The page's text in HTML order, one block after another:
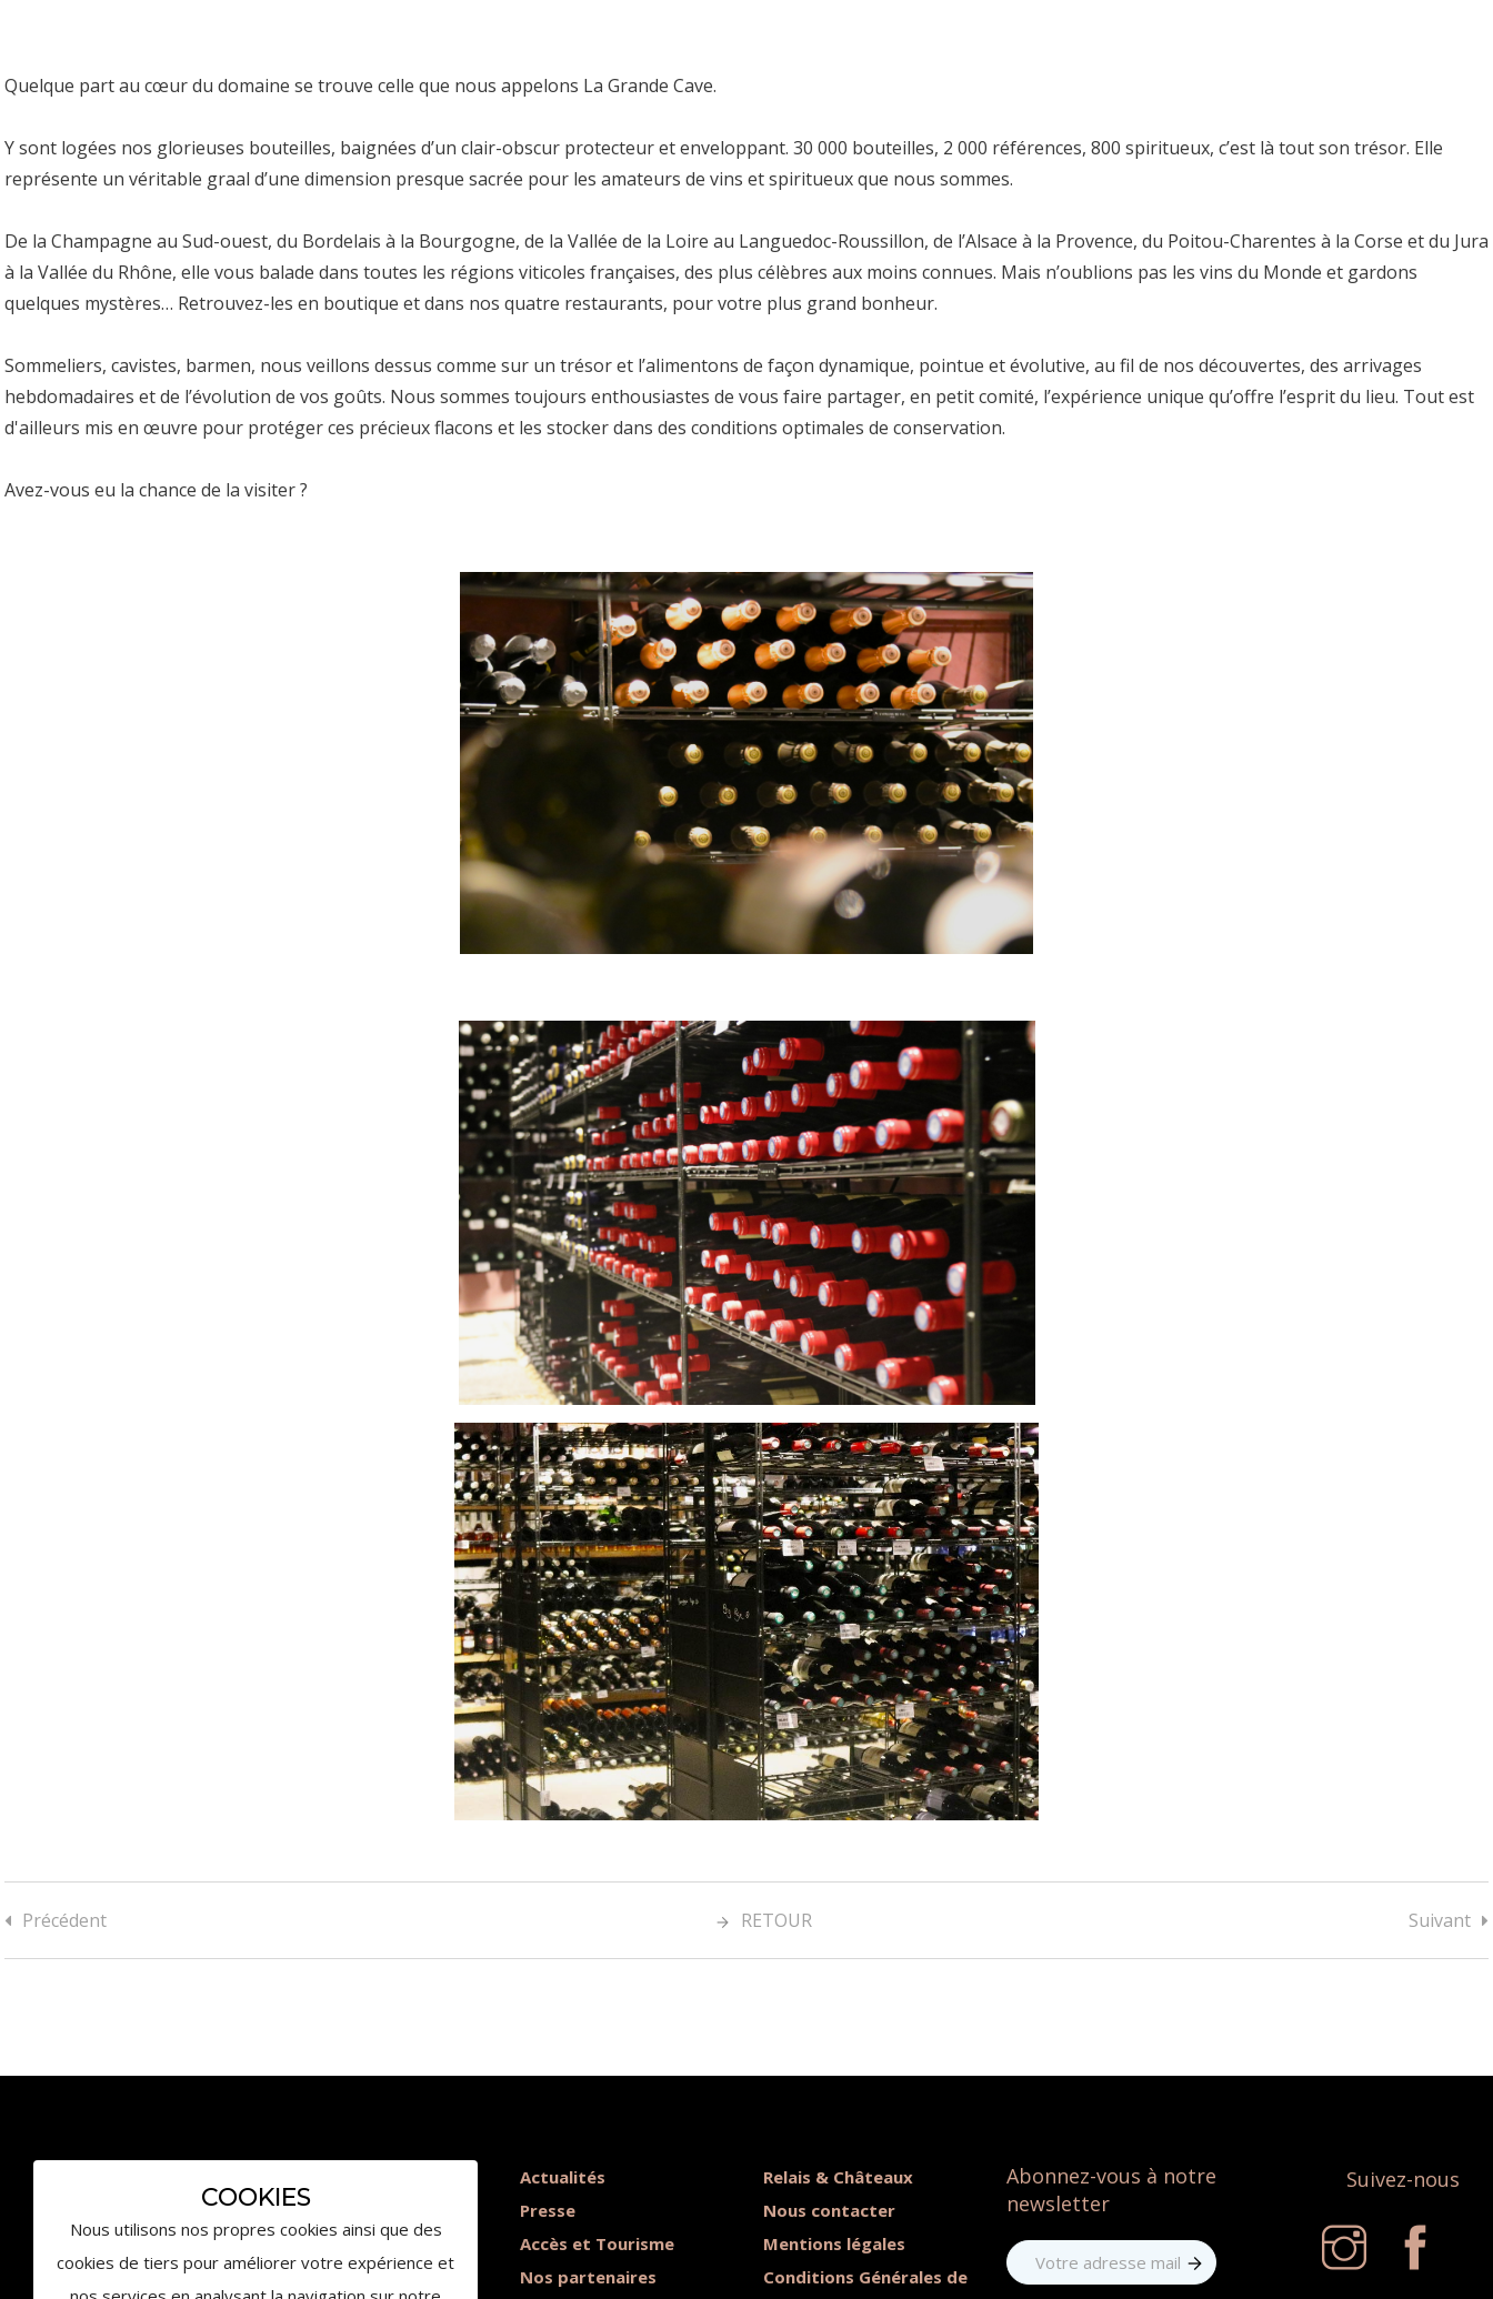
Quelque part au cœur du domaine se trouve celle que nous appelons La Grande Cave.
Y sont logées nos glorieuses bouteilles, baignées d’un clair-obscur protecteur et enveloppant. 30 000 bouteilles, 2 000 références, 800 spiritueux, c’est là tout son trésor. Elle
représente un véritable graal d’une dimension presque sacrée pour les amateurs de vins et spiritueux que nous sommes.
De la Champagne au Sud-ouest, du Bordelais à la Bourgogne, de la Vallée de la Loire au Languedoc-Roussillon, de l’Alsace à la Provence, du Poitou-Charentes à la Corse et du Jura
à la Vallée du Rhône, elle vous balade dans toutes les régions viticoles françaises, des plus célèbres aux moins connues. Mais n’oublions pas les vins du Monde et gardons
quelques mystères… Retrouvez-les en boutique et dans nos quatre restaurants, pour votre plus grand bonheur.
Sommeliers, cavistes, barmen, nous veillons dessus comme sur un trésor et l’alimentons de façon dynamique, pointue et évolutive, au fil de nos découvertes, des arrivages
hebdomadaires et de l’évolution de vos goûts. Nous sommes toujours enthousiastes de vous faire partager, en petit comité, l’expérience unique qu’offre l’esprit du lieu. Tout est
d'ailleurs mis en œuvre pour protéger ces précieux flacons et les stocker dans des conditions optimales de conservation.
Avez-vous eu la chance de la visiter ?
Précédent RETOUR Suivant
COOKIES
Nous utilisons nos propres cookies ainsi que des
cookies de tiers pour améliorer votre expérience et
13100 Aix-en-Provence
+33 (0)4 84 930 930
Actualités
Presse
Accès et Tourisme
Nos partenaires
Relais & Châteaux
Nous contacter
Mentions légales
Conditions Générales de
Abonnez-vous à notre
newsletter
Suivez-nous